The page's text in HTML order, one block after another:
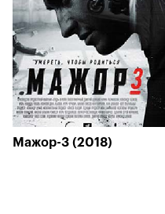
Мажор-3 (2018)